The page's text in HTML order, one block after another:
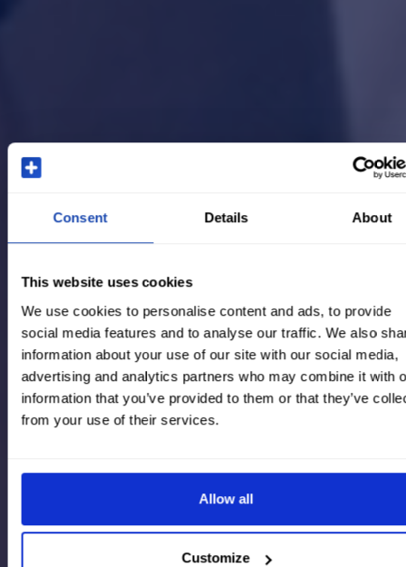
Consent Details About
This website uses cookies
We use cookies to personalise content and ads, to provide
social media features and to analyse our traffic. We also
information about your use of our site with our social media,
advertising and analytics partners who may combine it with
information that you’ve provided to them or that they’ve
from your use of their services.
Allow all
Customize